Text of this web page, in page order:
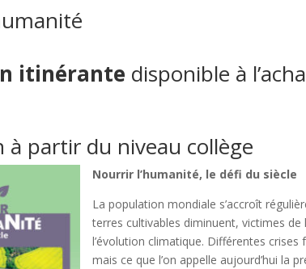
itinérante disponible à
à partir du niveau collège
Nourrir l’humanité, le défi du siècle
La population mondiale s’accroît
terres cultivables diminuent, victimes
l’évolution climatique. Différentes
mais ce que l’on appelle aujourd’hui la